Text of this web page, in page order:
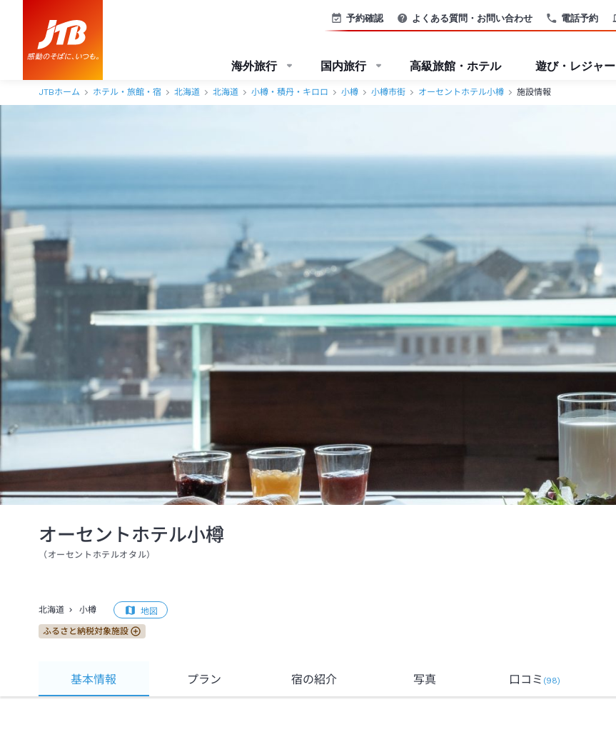
電話予約
予約確認 よくある質問・お問い合わせ
海外旅行 国内旅行 高級旅館・ホテル 遊び・レジャー
JTBホーム ホテル・旅館・宿 北海道 北海道 小樽・積丹・キロロ 小樽 小樽市街 オーセントホテル小樽 施設情報
オーセントホテル小樽
（ オーセントホテルオタル）
北海道 小樽 地図
ふるさと納税対象施設
基本情報 プラン 宿の紹介 写真 口コミ (98)